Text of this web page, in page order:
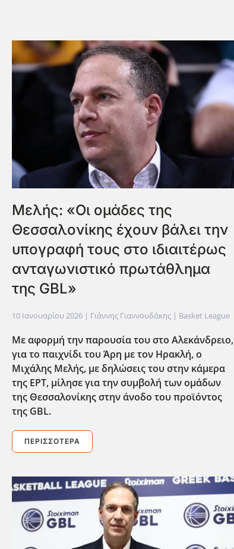
Μελής: «Οι ομάδες της
Θεσσαλονίκης έχουν βάλει την
υπογραφή τους στο ιδιαιτέρως
ανταγωνιστικό πρωτάθλημα
της GBL»
10 Ιανουαρίου 2026 | Γιάννης Γιαννουδάκης | Basket League
Με αφορμή την παρουσία του στο Αλεκάνδρειο,
για το παιχνίδι του Άρη με τον Ηρακλή, ο
Μιχάλης Μελής, με δηλώσεις του στην κάμερα
της ΕΡΤ, μίλησε για την συμβολή των ομάδων
της Θεσσαλονίκης στην άνοδο του προϊόντος
της GBL.
ΠΕΡΙΣΣΌΤΕΡΑ